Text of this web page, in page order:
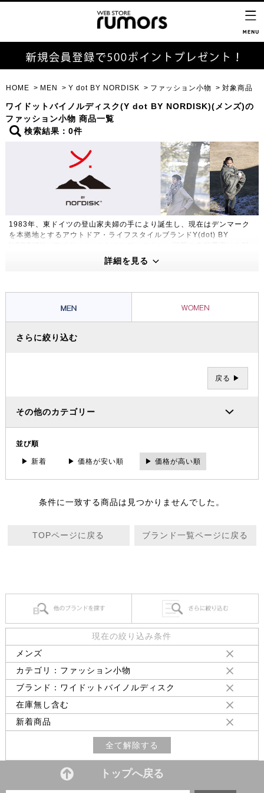
HOME MEN Y dot BY NORDISK ファッション小物 対象商品
ワイドットバイノルディスク(Y dot BY NORDISK)(メンズ)の
ファッション小物 商品一覧
検索結果：0件
1983年、東ドイツの登山家夫婦の手により誕生し、現在はデンマーク
を本拠地とするアウトドア・ライフスタイルブランドY(dot) BY
えうる高い機能性・保温性をもつプロダクトは、アウトドアのプロフェ
ッショナルたちから信頼を集め、数々の過酷な冒険やレースを支えてき
詳細を見る
さらに絞り込む
戻る ▶
その他のカテゴリー
並び順
▶ 新着 ▶ 価格が安い順 ▶ 価格が高い順
条件に一致する商品は見つかりませんでした。
TOPページに戻る ブランド一覧ページに戻る
現在の絞り込み条件
メンズ
カテゴリ：ファッション小物
ブランド：ワイドットバイノルディスク
在庫無し含む
新着商品
全て解除する
トップへ戻る